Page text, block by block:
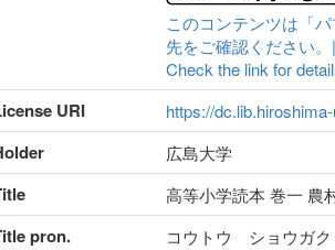
このコンテンツは「
先をご確認ください
Check the link for
URI https://
広島大学
高等小学読本 巻一 農
pron. コウトウ ショウガ